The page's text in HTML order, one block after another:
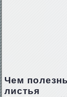
Чем
листья